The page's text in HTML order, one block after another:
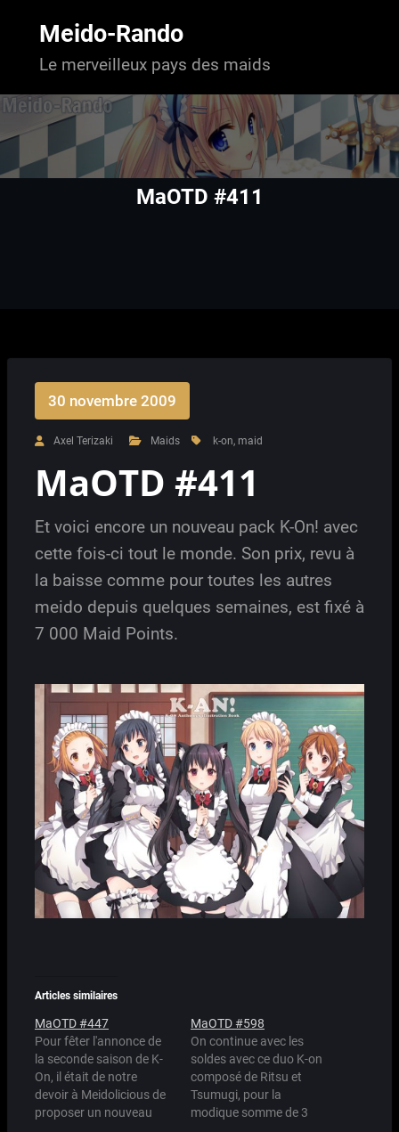
Meido-Rando
Le merveilleux pays des maids
MaOTD #411
30 novembre 2009
Axel Terizaki Maids k-on, maid
MaOTD #411
Et voici encore un nouveau pack K-On! avec
cette fois-ci tout le monde. Son prix, revu à
la baisse comme pour toutes les autres
meido depuis quelques semaines, est fixé à
7 000 Maid Points.
Articles similaires
MaOTD #447
Pour fêter l'annonce de
la seconde saison de K-
On, il était de notre
devoir à Meidolicious de
proposer un nouveau
MaOTD #598
On continue avec les
soldes avec ce duo K-on
composé de Ritsu et
Tsumugi, pour la
modique somme de 3